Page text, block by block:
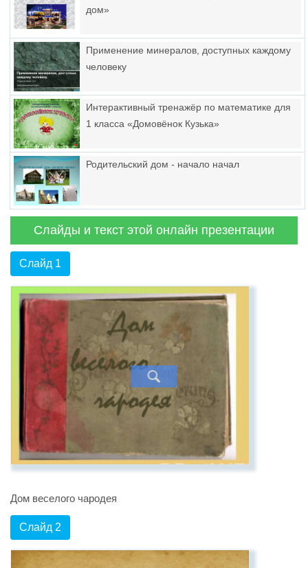
дом»
Применение минералов, доступных каждому
человеку
Интерактивный тренажёр по математике для
1 класса «Домовёнок Кузька»
Родительский дом - начало начал
Слайды и текст этой онлайн презентации
Слайд 1
Дом веселого чародея
Слайд 2